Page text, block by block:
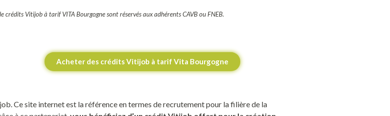
crédits Vitijob à tarif VITA Bourgogne sont réservés aux adhérents CAVB ou FNEB.
Acheter des crédits Vitijob à tarif Vita Bourgogne
Ce site internet est la référence en termes de recrutement pour la filière de la